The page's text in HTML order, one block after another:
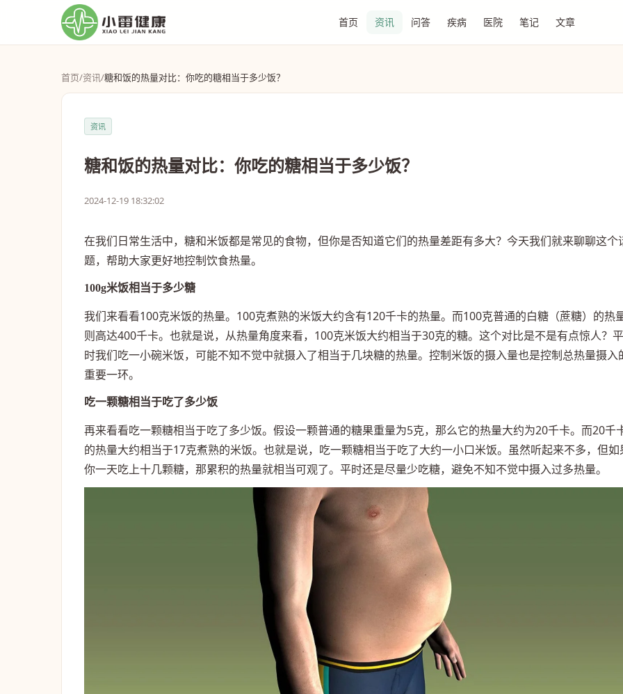
首页 资讯 问答 疾病 医院 笔记 文章
首页/资讯/糖和饭的热量对比：你吃的糖相当于多少饭？
资讯
糖和饭的热量对比：你吃的糖相当于多少饭？
2024-12-19 18:32:02
在我们日常生活中，糖和米饭都是常见的食物，但你是否知道它们的热量差距有多大？今天我们就来聊聊这个
题，帮助大家更好地控制饮食热量。
100g米饭相当于多少糖
我们来看看100克米饭的热量。100克煮熟的米饭大约含有120千卡的热量。而100克普通的白糖（蔗糖）的热
则高达400千卡。也就是说，从热量角度来看，100克米饭大约相当于30克的糖。这个对比是不是有点惊人？平
时我们吃一小碗米饭，可能不知不觉中就摄入了相当于几块糖的热量。控制米饭的摄入量也是控制总热量摄入
重要一环。
吃一颗糖相当于吃了多少饭
再来看看吃一颗糖相当于吃了多少饭。假设一颗普通的糖果重量为5克，那么它的热量大约为20千卡。而20千
的热量大约相当于17克煮熟的米饭。也就是说，吃一颗糖相当于吃了大约一小口米饭。虽然听起来不多，但如
你一天吃上十几颗糖，那累积的热量就相当可观了。平时还是尽量少吃糖，避免不知不觉中摄入过多热量。